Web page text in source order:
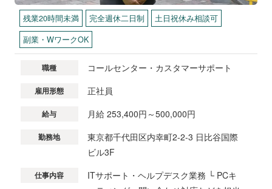
残業20時間未満 完全週休二日制
土日祝休み相談可
副業・WワークOK
職種 コールセンター・カスタマーサポート
雇用形態 正社員
給与 月給 253,400円～500,000円
勤務地
東京都千代田区内幸町2-2-3 日比谷国際
ビル3F
仕事内容
ITサポート・ヘルプデスク業務 └ PCキ